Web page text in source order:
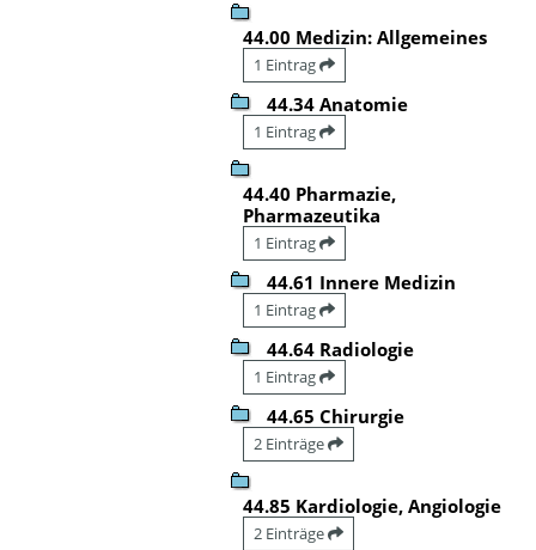
44.00 Medizin: Allgemeines
1 Eintrag
44.34 Anatomie
1 Eintrag
44.40 Pharmazie,
Pharmazeutika
1 Eintrag
44.61 Innere Medizin
1 Eintrag
44.64 Radiologie
1 Eintrag
44.65 Chirurgie
2 Einträge
44.85 Kardiologie, Angiologie
2 Einträge